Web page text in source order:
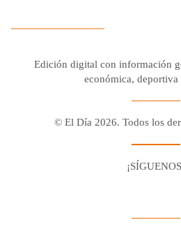
Edición digital con información
económica,
© El Día 2026. Todos los